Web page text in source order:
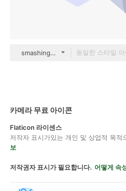
smashingstocks Isometric
카메라 무료 아이콘
Flaticon 라이센스
저작자 표시가있는 개인 및 상업적 목적
보
저작권자 표시가 필요합니다. 어떻게 속